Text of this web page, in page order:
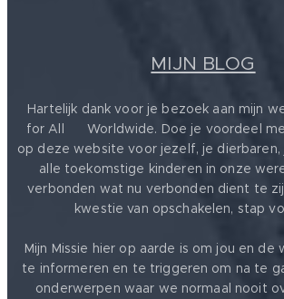
MIJN BLOG
Hartelijk dank voor je bezoek aan mijn
for All ❤️ Worldwide. Doe je voordeel
op deze website voor jezelf, je dierbaren,
alle toekomstige kinderen in onze
verbonden wat nu verbonden dient te
kwestie van opschakelen, stap
Mijn Missie hier op aarde is om jou en de
te informeren en te triggeren om na te
onderwerpen waar we normaal nooit